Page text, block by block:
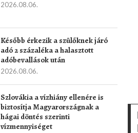
2026.08.06.
Később érkezik a szülőknek járó
adó 2 százaléka a halasztott
adóbevallások után
2026.08.06.
Szlovákia a vízhiány ellenére is
biztosítja Magyarországnak a
hágai döntés szerinti
vízmennyiséget